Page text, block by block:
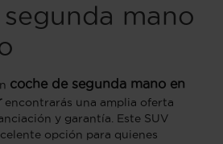
mano
coche de segunda mano en
encontrarás una amplia oferta
y garantía. Este SUV
opción para quienes